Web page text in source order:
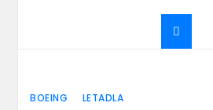
BOEING LETADLA